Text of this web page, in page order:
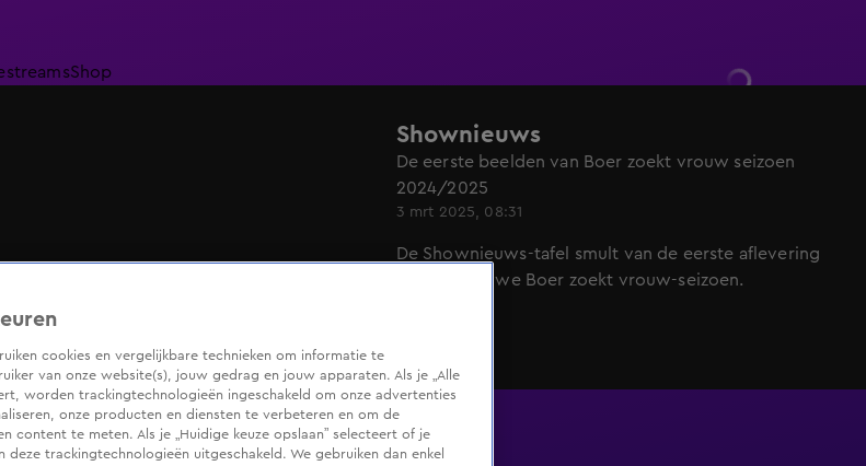
Shop
Shownieuws
De eerste beelden van Boer zoekt vrouw seizoen
2024/2025
3 mrt 2025, 08:31
De Shownieuws-tafel smult van de eerste aflevering
van het nieuwe Boer zoekt vrouw-seizoen.
cookies en vergelijkbare technieken om informatie te
van onze website(s), jouw gedrag en jouw apparaten. Als je „Alle
worden trackingtechnologieën ingeschakeld om onze advertenties
onze producten en diensten te verbeteren en om de
content te meten. Als je „Huidige keuze opslaan” selecteert of je
trackingtechnologieën uitgeschakeld. We gebruiken dan enkel